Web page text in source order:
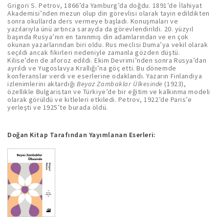
Grigori S. Petrov, 1866’da Yamburg’da doğdu. 1891’de İlahiyat
Akademisi’nden mezun olup din görevlisi olarak tayin edildikten
sonra okullarda ders vermeye başladı. Konuşmaları ve
yazılarıyla ünü artınca sarayda da görevlendirildi. 20. yüzyıl
başında Rusya’nın en tanınmış din adamlarından ve en çok
okunan yazarlarından biri oldu. Rus meclisi Duma’ya vekil olarak
seçildi ancak fikirleri nedeniyle zamanla gözden düştü.
Kilise’den de aforoz edildi. Ekim Devrimi’nden sonra Rusya’dan
ayrıldı ve Yugoslavya Krallığı’na göç etti. Bu dönemde
konferanslar verdi ve eserlerine odaklandı. Yazarın Finlandiya
izlenimlerini aktardığıBeyaz Zambaklar Ülkesinde (1923),
özellikle Bulgaristan ve Türkiye’de bir eğitim ve kalkınma modeli
olarak görüldü ve kitleleri etkiledi. Petrov, 1922’de Paris’e
yerleşti ve 1925’te burada öldü.
Doğan Kitap Tarafından Yayımlanan Eserleri: